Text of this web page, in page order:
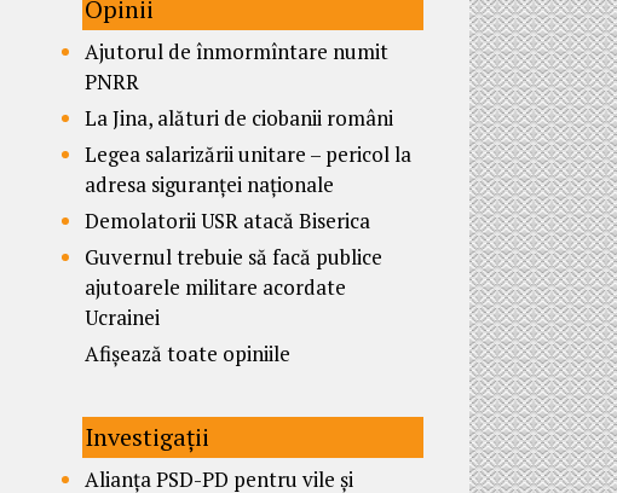
Opinii
Ajutorul de înmormîntare numit
PNRR
La Jina, alături de ciobanii români
Legea salarizării unitare – pericol la
adresa siguranței naționale
Demolatorii USR atacă Biserica
Guvernul trebuie să facă publice
ajutoarele militare acordate
Ucrainei
Afișează toate opiniile
Investigații
Alianța PSD-PD pentru vile și